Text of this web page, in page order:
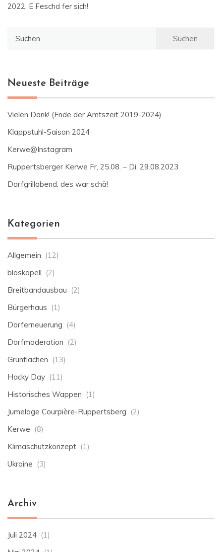
2022. E Feschd fer sich!
Neueste Beiträge
Vielen Dank! (Ende der Amtszeit 2019-2024)
Klappstuhl-Saison 2024
Kerwe@Instagram
Ruppertsberger Kerwe Fr, 25.08. – Di, 29.08.2023
Dorfgrillabend, des war schä!
Kategorien
Allgemein (12)
bloskapell (2)
Breitbandausbau (2)
Bürgerhaus (1)
Dorferneuerung (4)
Dorfmoderation (2)
Grünflächen (13)
Hacky Day (11)
Historisches Wappen (1)
Jumelage Courpière-Ruppertsberg (2)
Kerwe (8)
Klimaschutzkonzept (1)
Ukraine (3)
Archiv
Juli 2024 (1)